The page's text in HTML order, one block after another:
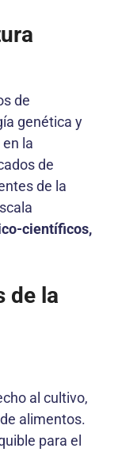
de
genética y
la
de
de la
científicos,
de la
al cultivo,
alimentos.
para el